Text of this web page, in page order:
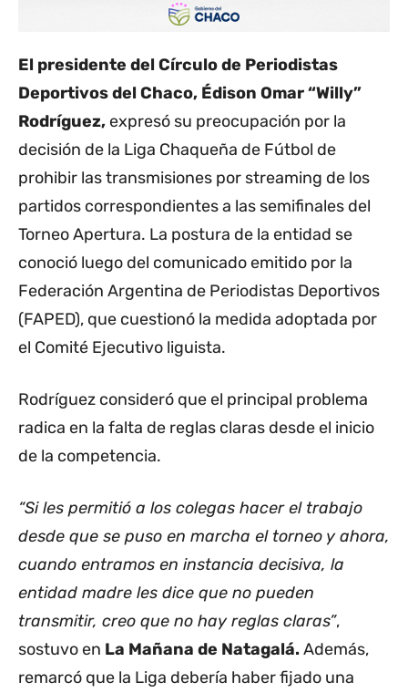
El presidente del Círculo de Periodistas
Deportivos del Chaco, Édison Omar “Willy”
Rodríguez, expresó su preocupación por la
decisión de la Liga Chaqueña de Fútbol de
prohibir las transmisiones por streaming de los
partidos correspondientes a las semifinales del
Torneo Apertura. La postura de la entidad se
conoció luego del comunicado emitido por la
Federación Argentina de Periodistas Deportivos
(FAPED), que cuestionó la medida adoptada por
el Comité Ejecutivo liguista.
Rodríguez consideró que el principal problema
radica en la falta de reglas claras desde el inicio
de la competencia.
“Si les permitió a los colegas hacer el trabajo
desde que se puso en marcha el torneo y ahora,
cuando entramos en instancia decisiva, la
entidad madre les dice que no pueden
transmitir, creo que no hay reglas claras”,
sostuvo en La Mañana de Natagalá.Además,
remarcó que la Liga debería haber fijado una